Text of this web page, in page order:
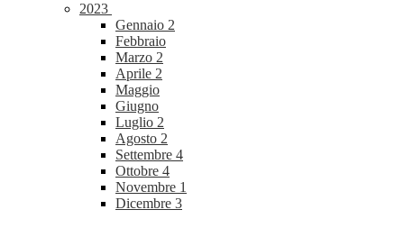
2023
Gennaio 2
Febbraio
Marzo 2
Aprile 2
Maggio
Giugno
Luglio 2
Agosto 2
Settembre 4
Ottobre 4
Novembre 1
Dicembre 3